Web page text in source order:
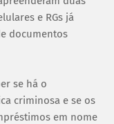
e RGs já
documentos
se há o
criminosa e se os
em nome